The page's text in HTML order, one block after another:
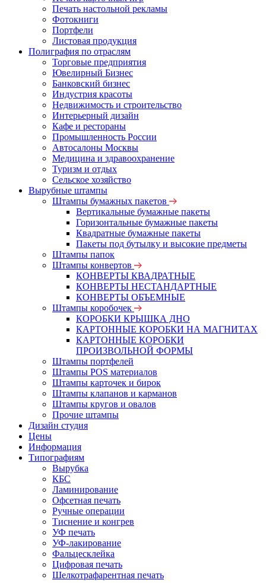
Печать настольной рекламы
Фотокниги
Портфели
Листовая продукция
Полиграфия по отраслям
Торговые предприятия
Ювелирный Бизнес
Банковский бизнес
Индустрия красоты
Недвижимость и строительство
Интерьерный дизайн
Кафе и рестораны
Промышленность России
Автосалоны Москвы
Медицина и здравоохранение
Туризм и отдых
Сельское хозяйство
Вырубные штампы
Штампы бумажных пакетов
Вертикальные бумажные пакеты
Горизонтальные бумажные пакеты
Квадратные бумажные пакеты
Пакеты под бутылку и высокие предметы
Штампы папок
Штампы конвертов
КОНВЕРТЫ КВАДРАТНЫЕ
КОНВЕРТЫ НЕСТАНДАРТНЫЕ
КОНВЕРТЫ ОБЪЕМНЫЕ
Штампы коробочек
КОРОБКИ КРЫШКА ДНО
КАРТОННЫЕ КОРОБКИ НА МАГНИТАХ
КАРТОННЫЕ КОРОБКИ
ПРОИЗВОЛЬНОЙ ФОРМЫ
Штампы портфелей
Штампы POS материалов
Штампы карточек и бирок
Штампы клапанов и карманов
Штампы кругов и овалов
Прочие штампы
Дизайн студия
Цены
Информация
Типографиям
Вырубка
КБС
Ламинирование
Офсетная печать
Ручные операции
Тиснение и конгрев
УФ печать
УФ-лакирование
Фальцесклейка
Цифровая печать
Шелкотрафарентная печать